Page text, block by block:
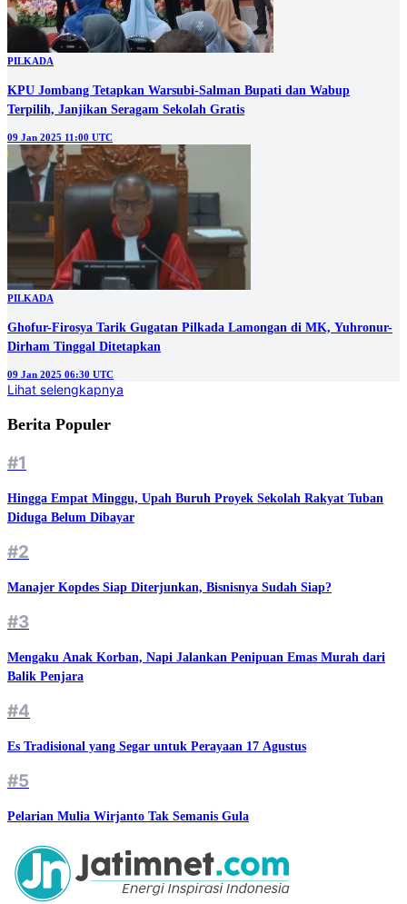
PILKADA
KPU Jombang Tetapkan Warsubi-Salman Bupati dan Wabup
Terpilih, Janjikan Seragam Sekolah Gratis
09 Jan 2025 11:00 UTC
PILKADA
Ghofur-Firosya Tarik Gugatan Pilkada Lamongan di MK, Yuhronur-
Dirham Tinggal Ditetapkan
09 Jan 2025 06:30 UTC
Lihat selengkapnya
Berita Populer
#1
Hingga Empat Minggu, Upah Buruh Proyek Sekolah Rakyat Tuban
Diduga Belum Dibayar
#2
Manajer Kopdes Siap Diterjunkan, Bisnisnya Sudah Siap?
#3
Mengaku Anak Korban, Napi Jalankan Penipuan Emas Murah dari
Balik Penjara
#4
Es Tradisional yang Segar untuk Perayaan 17 Agustus
#5
Pelarian Mulia Wirjanto Tak Semanis Gula